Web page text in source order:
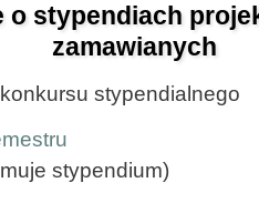
o stypendiach
zamawianych
stypendialnego
stypendium)